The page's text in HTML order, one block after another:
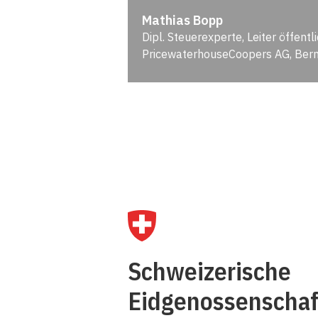
Mathias Bopp
Dipl. Steuerexperte, ­Leiter
PricewaterhouseCoopers AG, Bern
Schweizerische